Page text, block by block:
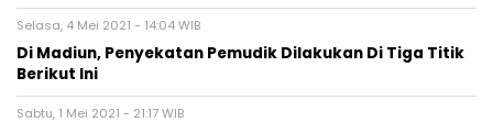
Selasa, 4 Mei 2021 - 14:04 WIB
Di Madiun, Penyekatan Pemudik Dilakukan Di Tiga Titik
Berikut Ini
Sabtu, 1 Mei 2021 - 21:17 WIB